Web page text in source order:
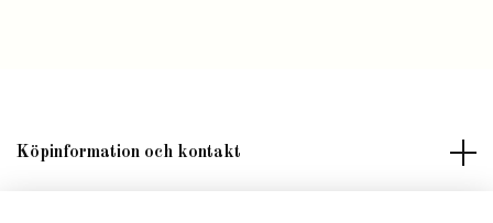
Köpinformation och kontakt